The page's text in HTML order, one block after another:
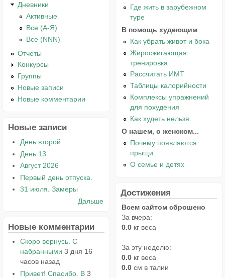
Дневники
Активные
Все (А-Я)
Все (NNN)
Отчеты
Конкурсы
Группы
Новые записи
Новые комментарии
Новые записи
День второй
День 13.
Август 2026
Первый день отпуска.
31 июля. Замеры
Дальше
Новые комментарии
Скоро вернусь. С
набранными 3 дня 16
часов назад
Привет! Спасибо. В 3
Где жить в зарубежном
туре
В помощь худеющим
Как убрать живот и бока
Жиросжигающая
тренировка
Рассчитать ИМТ
Таблицы калорийности
Комплексы упражнений
для похудения
Как худеть нельзя
О нашем, о женском...
Почему появляются
прыщи
О семье и детях
Достижения
Всем сайтом сброшено
За вчера:
0.0 кг веса
За эту неделю:
0.0 кг веса
0.0 см в талии